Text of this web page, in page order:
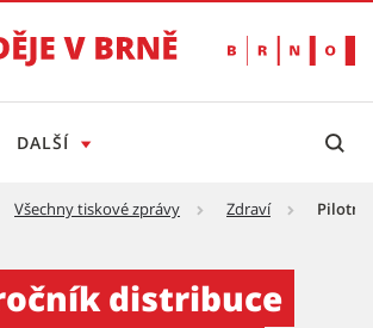
DALŠÍ
Všechny tiskové zprávy Zdraví Pilotní
distribuce